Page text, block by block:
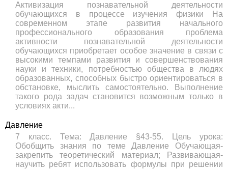
Активизация познавательной деятельности
обучающихся в процессе изучения физики На
современном этапе развития начального
профессионального образования проблема
активности познавательной деятельности
обучающихся приобретает особое значение в связи с
высокими темпами развития и совершенствования
науки и техники, потребностью общества в людях
образованных, способных быстро ориентироваться в
обстановке, мыслить самостоятельно. Выполнение
такого рода задач становится возможным только в
условиях акти...
Давление
7 класс. Тема: Давление §43-55. Цель урока:
Обобщить знания по теме Давление Обучающая-
закрепить теоретический материал; Развивающая-
научить ребят использовать формулы при решении